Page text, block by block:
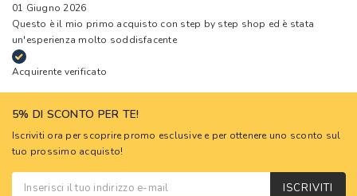
01 Giugno 2026
Questo è il mio primo acquisto con step by step shop ed è stata
un'esperienza molto soddisfacente
Acquirente verificato
5% DI SCONTO PER TE!
Iscriviti ora per scoprire promo esclusive e per ottenere uno sconto sul
tuo prossimo acquisto!
ISCRIVITI